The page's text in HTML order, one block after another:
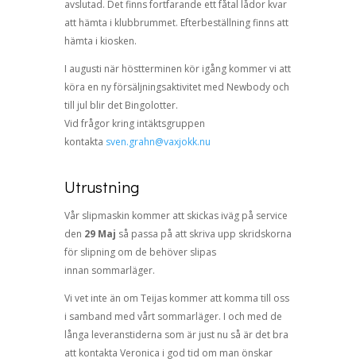
avslutad. Det finns fortfarande ett fåtal lådor kvar
att hämta i klubbrummet. Efterbeställning finns att
hämta i kiosken.
I augusti när höstterminen kör igång kommer vi att
köra en ny försäljningsaktivitet med Newbody och
till jul blir det Bingolotter.
Vid frågor kring intäktsgruppen
kontakta sven.grahn@vaxjokk.nu
Utrustning
Vår slipmaskin kommer att skickas iväg på service
den 29 Maj så passa på att skriva upp skridskorna
för slipning om de behöver slipas
innan sommarläger.
Vi vet inte än om Teijas kommer att komma till oss
i samband med vårt sommarläger. I och med de
långa leveranstiderna som är just nu så är det bra
att kontakta Veronica i god tid om man önskar